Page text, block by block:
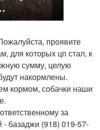
проявите
для которых цп стал, к
сумму, целую
накормлены.
кормом, собачки наши
за
- базаджи (918) 019-57-